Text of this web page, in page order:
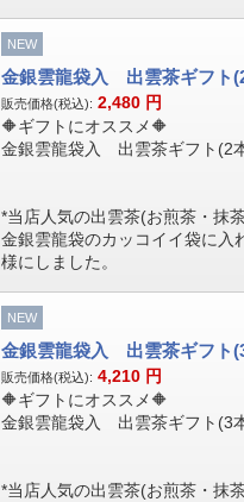
NEW
金銀雲龍袋入 出雲茶ギフト
販売価格(税込): 2,480 円
🔶ギフトにオススメ🔶
金銀雲龍袋入 出雲茶ギフト(2
*当店人気の出雲茶(お煎茶・抹
金銀雲龍袋のカッコイイ袋に入
様にしました。
NEW
金銀雲龍袋入 出雲茶ギフト
販売価格(税込): 4,210 円
🔶ギフトにオススメ🔶
金銀雲龍袋入 出雲茶ギフト(3
*当店人気の出雲茶(お煎茶・抹